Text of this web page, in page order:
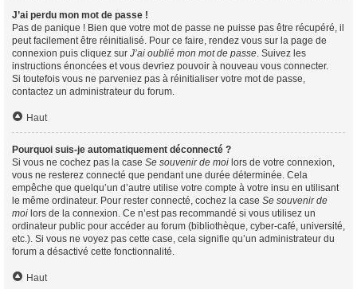
J’ai perdu mon mot de passe !
Pas de panique ! Bien que votre mot de passe ne puisse pas être récupéré, il
peut facilement être réinitialisé. Pour ce faire, rendez vous sur la page de
connexion puis cliquez sur J’ai oublié mon mot de passe. Suivez les
instructions énoncées et vous devriez pouvoir à nouveau vous connecter.
Si toutefois vous ne parveniez pas à réinitialiser votre mot de passe,
contactez un administrateur du forum.
Haut
Pourquoi suis-je automatiquement déconnecté ?
Si vous ne cochez pas la case Se souvenir de moi lors de votre connexion,
vous ne resterez connecté que pendant une durée déterminée. Cela
empêche que quelqu’un d’autre utilise votre compte à votre insu en utilisant
le même ordinateur. Pour rester connecté, cochez la case Se souvenir de
moi lors de la connexion. Ce n’est pas recommandé si vous utilisez un
ordinateur public pour accéder au forum (bibliothèque, cyber-café, université,
etc.). Si vous ne voyez pas cette case, cela signifie qu’un administrateur du
forum a désactivé cette fonctionnalité.
Haut